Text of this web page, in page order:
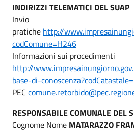
INDIRIZZI TELEMATICI DEL SUAP
Invio
pratiche http://
codComune=H246
Informazioni sui procedimenti
http://
base-di-
PEC
RESPONSABILE COMUNALE DEL
Cognome Nome MATARAZZO